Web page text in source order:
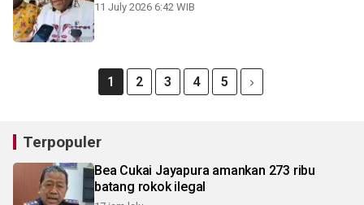
11 July 2026 6:42 WIB
1 2 3 4 5
Terpopuler
Bea Cukai Jayapura amankan 273 ribu
batang rokok ilegal